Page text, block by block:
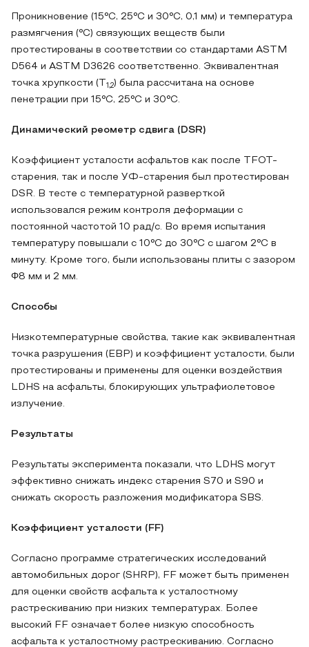
Проникновение (15°C, 25°C и 30°C, 0,1 мм) и температура
размягчения (°C) связующих веществ были
протестированы в соответствии со стандартами ASTM
D564 и ASTM D3626 соответственно. Эквивалентная
точка хрупкости (T
1,2) была рассчитана на основе
пенетрации при 15°C, 25°C и 30°C.
Динамический реометр сдвига (DSR)
Коэффициент усталости асфальтов как после TFOT-
старения, так и после УФ-старения был протестирован
DSR. В тесте с температурной разверткой
использовался режим контроля деформации с
постоянной частотой 10 рад/с. Во время испытания
температуру повышали с 10°C до 30°C с шагом 2°C в
минуту. Кроме того, были использованы плиты с зазором
Φ8 мм и 2 мм.
Способы
Низкотемпературные свойства, такие как эквивалентная
точка разрушения (EBP) и коэффициент усталости, были
протестированы и применены для оценки воздействия
LDHS на асфальты, блокирующих ультрафиолетовое
излучение.
Результаты
Результаты эксперимента показали, что LDHS могут
эффективно снижать индекс старения S70 и S90 и
снижать скорость разложения модификатора SBS.
Коэффициент усталости (FF)
Согласно программе стратегических исследований
автомобильных дорог (SHRP), FF может быть применен
для оценки свойств асфальта к усталостному
растрескиванию при низких температурах. Более
высокий FF означает более низкую способность
асфальта к усталостному растрескиванию. Согласно